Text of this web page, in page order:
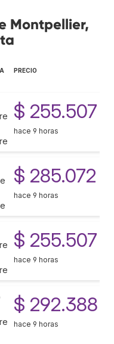
Montpellier,
PRECIO
$ 255.507
hace 9 horas
$ 285.072
hace 9 horas
$ 255.507
hace 9 horas
$ 292.388
hace 9 horas